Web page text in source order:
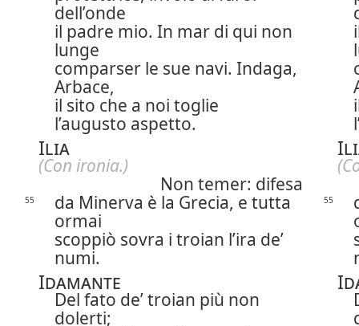
dell’onde
il padre mio. In mar di qui non
lunge
comparser le sue navi. Indaga,
Arbace,
il sito che a noi toglie
l’augusto aspetto.
Ilia
(Con ironia.)
Non temer: difesa
55
da Minerva è la Grecia, e tutta
ormai
55
scoppiò sovra i troian l’ira de’
numi.
Idamante
Del fato de’ troian più non
dolerti;